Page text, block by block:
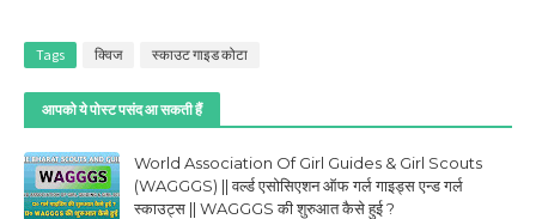
Tags क्विज स्काउट गाइड कोटा
आपको ये पोस्ट पसंद आ सकती हैं
World Association Of Girl Guides & Girl Scouts
(WAGGGS) || वर्ल्ड एसोसिएशन ऑफ गर्ल गाइड्स एन्ड गर्ल
स्काउट्स || WAGGGS की शुरुआत कैसे हुई ?